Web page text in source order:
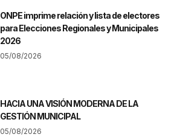
ONPE imprime relación y lista de electores
para Elecciones Regionales y Municipales
2026
05/08/2026
HACIA UNA VISIÓN MODERNA DE LA
GESTIÓN MUNICIPAL
05/08/2026